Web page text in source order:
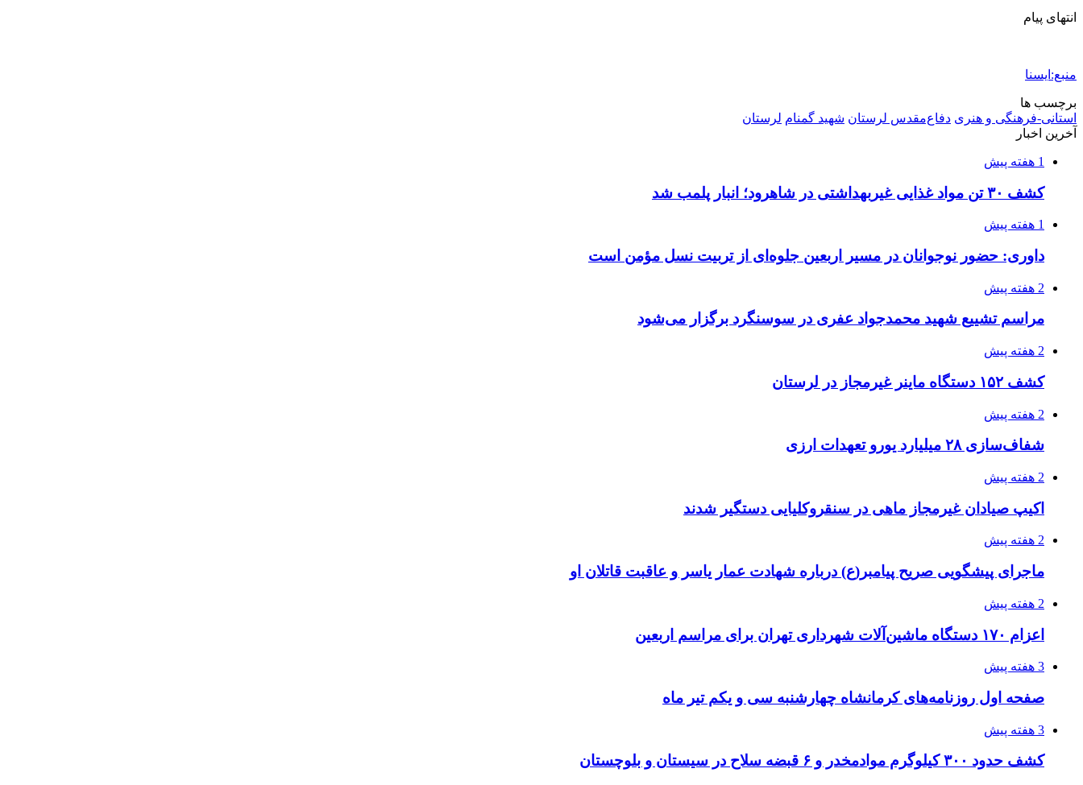
انتهای پیام
منبع:ایسنا
برچسب ها
استانی-فرهنگی و هنری دفاع‌مقدس لرستان شهید گمنام لرستان
آخرین اخبار
1 هفته پیش
کشف ۳۰ تن مواد غذایی غیربهداشتی در شاهرود؛ انبار پلمب شد
1 هفته پیش
داوری: حضور نوجوانان در مسیر اربعین جلوه‌ای از تربیت نسل مؤمن است
2 هفته پیش
مراسم تشییع شهید محمدجواد عفری در سوسنگرد برگزار می‌شود
2 هفته پیش
کشف ۱۵۲ دستگاه ماینر غیرمجاز در لرستان
2 هفته پیش
شفاف‌سازی ۲۸ میلیارد یورو تعهدات ارزی
2 هفته پیش
اکیپ صیادان غیرمجاز ماهی در سنقروکلیایی دستگیر شدند
2 هفته پیش
ماجرای پیشگویی صریح پیامبر(ع) درباره شهادت عمار یاسر و عاقبت قاتلان او
2 هفته پیش
اعزام ۱۷۰ دستگاه ماشین‌آلات شهرداری تهران برای مراسم اربعین
3 هفته پیش
صفحه اول روزنامه‌های کرمانشاه چهارشنبه سی و یکم تیر ماه
3 هفته پیش
کشف حدود ۳۰۰ کیلوگرم موادمخدر و ۶ قبضه سلاح در سیستان و بلوچستان